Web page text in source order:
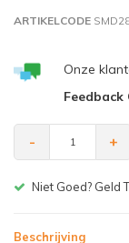
ARTIKELCODE
Onze
Feedback
- +
Beschrijving